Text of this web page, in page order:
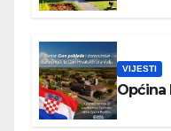
VIJESTI
Općina